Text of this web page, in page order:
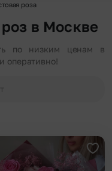
роза
в Москве
по низким ценам в
оперативно!
в избранное